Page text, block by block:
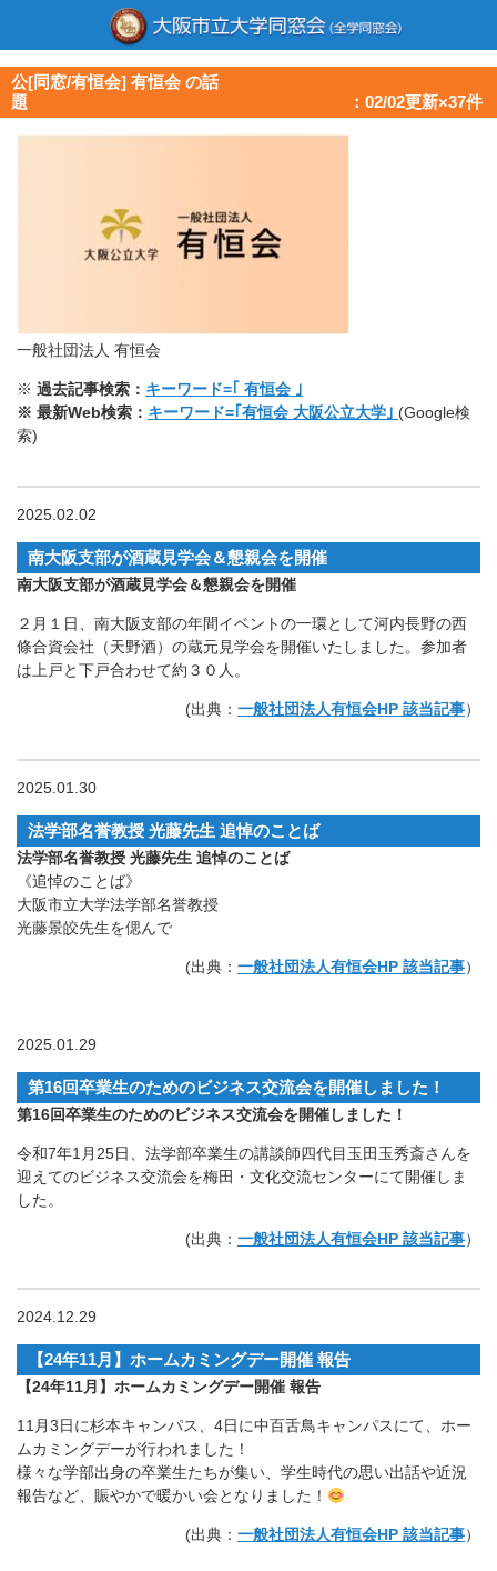
公[同窓/有恒会] 有恒会 の話
題 ：02/02更新×37件
一般社団法人 有恒会
※ 過去記事検索： キーワード=｢ 有恒会 ｣
※ 最新Web検索： キーワード=｢有恒会 大阪公立大学｣ (Google検
索)
2025.02.02
南大阪支部が酒蔵見学会＆懇親会を開催
南大阪支部が酒蔵見学会＆懇親会を開催
２月１日、南大阪支部の年間イベントの一環として河内長野の西
條合資会社（天野酒）の蔵元見学会を開催いたしました。参加者
は上戸と下戸合わせて約３０人。
(出典： 一般社団法人有恒会HP 該当記事）
2025.01.30
法学部名誉教授 光藤先生 追悼のことば
法学部名誉教授 光藤先生 追悼のことば
《追悼のことば》
大阪市立大学法学部名誉教授
光藤景皎先生を偲んで
(出典： 一般社団法人有恒会HP 該当記事）
2025.01.29
第16回卒業生のためのビジネス交流会を開催しました！
第16回卒業生のためのビジネス交流会を開催しました！
令和7年1月25日、法学部卒業生の講談師四代目玉田玉秀斎さんを
迎えてのビジネス交流会を梅田・文化交流センターにて開催しま
した。
(出典： 一般社団法人有恒会HP 該当記事）
2024.12.29
【24年11月】ホームカミングデー開催 報告
【24年11月】ホームカミングデー開催 報告
11月3日に杉本キャンパス、4日に中百舌鳥キャンパスにて、ホー
ムカミングデーが行われました！
様々な学部出身の卒業生たちが集い、学生時代の思い出話や近況
報告など、賑やかで暖かい会となりました！
(出典： 一般社団法人有恒会HP 該当記事）